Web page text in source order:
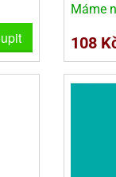
Máme
108